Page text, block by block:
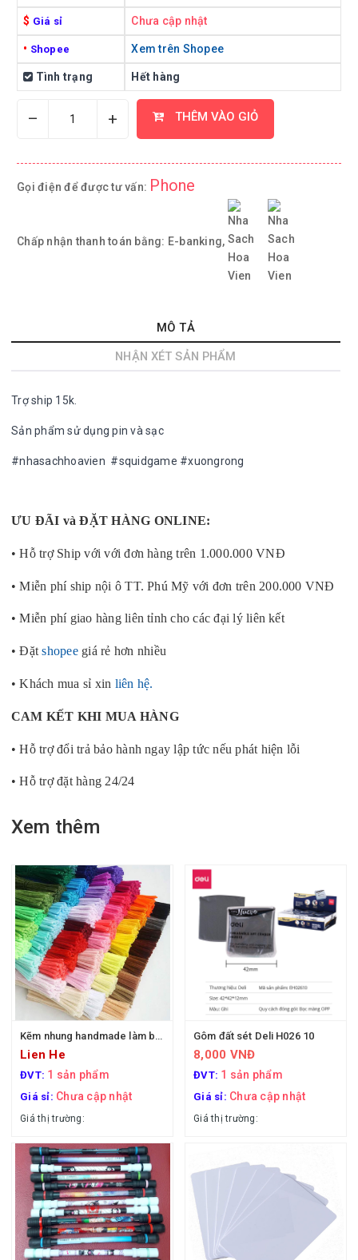
$ Giá sỉ Chưa cập nhật
• Shopee Xem trên Shopee
Tình trạng Hết hàng
– + THÊM VÀO GIỎ
Gọi điện để được tư vấn: Phone
Chấp nhận thanh toán bằng: E-banking,
MÔ TẢ
NHẬN XÉT SẢN PHẨM
Trợ ship 15k.
Sản phẩm sử dụng pin và sạc
#nhasachhoavien #squidgame #xuongrong
ƯU ĐÃI và ĐẶT HÀNG ONLINE:
• Hỗ trợ Ship với với đơn hàng trên 1.000.000 VNĐ
• Miễn phí ship nội ô TT. Phú Mỹ với đơn trên 200.000 VNĐ
• Miễn phí giao hàng liên tỉnh cho các đại lý liên kết
• Đặtshopeegiá rẻ hơn nhiều
• Khách mua sỉ xin liên hệ.
CAM KẾT KHI MUA HÀNG
• Hỗ trợ đổi trả bảo hành ngay lập tức nếu phát hiện lỗi
• Hỗ trợ đặt hàng 24/24
Xem thêm
Kẽm nhung handmade làm bông hoa
Lien He
ĐVT: 1 sản phẩm
Giá sỉ: Chưa cập nhật
Giá thị trường:
Gôm đất sét Deli H026 10
8,000 VNĐ
ĐVT: 1 sản phẩm
Giá sỉ: Chưa cập nhật
Giá thị trường: